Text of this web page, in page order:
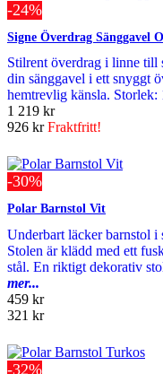
-24%
Signe Överdrag Sänggavel
Stilrent överdrag i linne till
din sänggavel i ett snyggt
hemtrevlig känsla. Storlek:
1 219 kr
926 krFraktfritt!
-30%
Polar Barnstol Vit
Underbart läcker barnstol i
Stolen är klädd med ett
stål. En riktigt dekorativ
mer...
459 kr
321 kr
-32%